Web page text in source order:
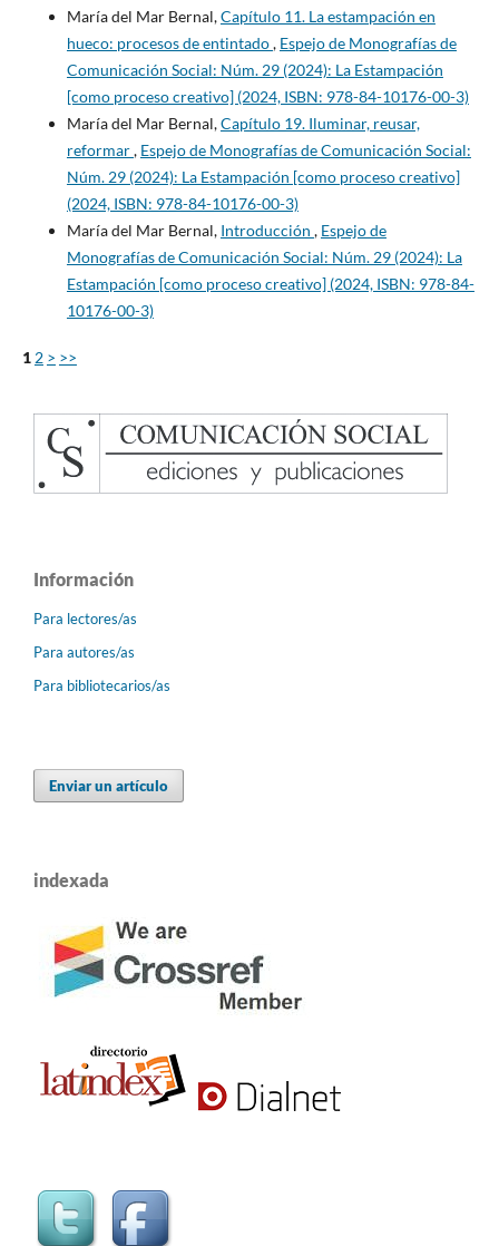
María del Mar Bernal,Capítulo 11. La estampación en
hueco: procesos de entintado, Espejo de Monografías de
Comunicación Social: Núm. 29 (2024): La Estampación
[como proceso creativo] (2024, ISBN: 978-84-10176-00-3)
María del Mar Bernal,Capítulo 19. Iluminar, reusar,
reformar, Espejo de Monografías de Comunicación Social:
Núm. 29 (2024): La Estampación [como proceso creativo]
(2024, ISBN: 978-84-10176-00-3)
María del Mar Bernal, Introducción , Espejo de
Monografías de Comunicación Social: Núm. 29 (2024): La
Estampación [como proceso creativo] (2024, ISBN: 978-84-
10176-00-3)
1 2 > >>
Información
Para lectores/as
Para autores/as
Para bibliotecarios/as
Enviar un artículo
indexada